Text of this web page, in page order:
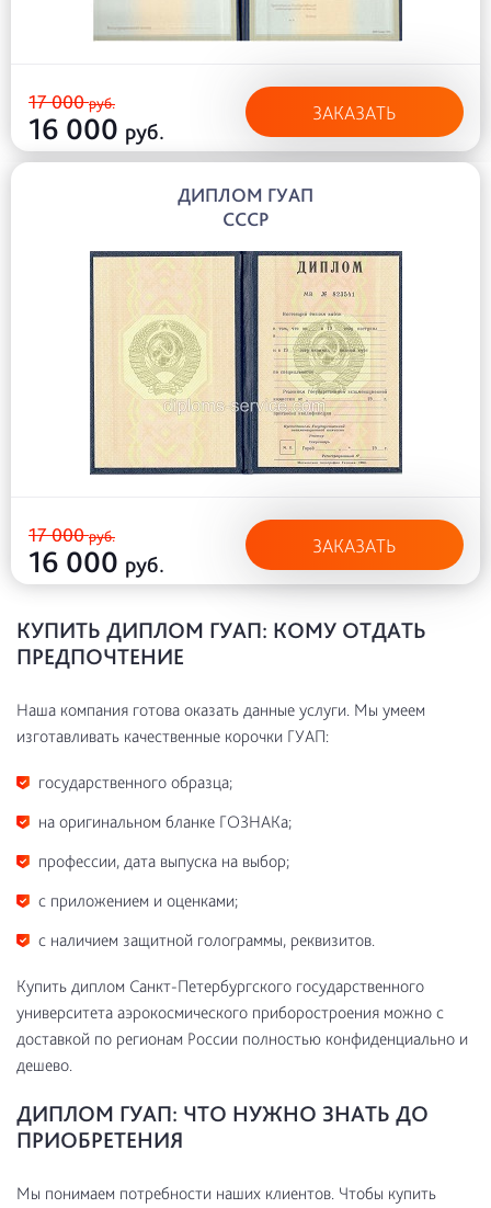
17 000руб.
16 000 руб.
ЗАКАЗАТЬ
ДИПЛОМ ГУАП
СССР
17 000руб.
16 000 руб.
ЗАКАЗАТЬ
КУПИТЬ ДИПЛОМ ГУАП: КОМУ ОТДАТЬ
ПРЕДПОЧТЕНИЕ
Наша компания готова оказать данные услуги. Мы умеем
изготавливать качественные корочки ГУАП:
государственного образца;
на оригинальном бланке ГОЗНАКа;
профессии, дата выпуска на выбор;
с приложением и оценками;
с наличием защитной голограммы, реквизитов.
Купить диплом Санкт-Петербургского государственного
университета аэрокосмического приборостроения можно с
доставкой по регионам России полностью конфиденциально и
дешево.
ДИПЛОМ ГУАП: ЧТО НУЖНО ЗНАТЬ ДО
ПРИОБРЕТЕНИЯ
Мы понимаем потребности наших клиентов. Чтобы купить